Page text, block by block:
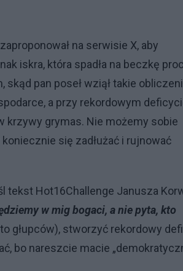
na serwisie X, aby
iskra, która spadła na beczkę
pan poseł wziął takie
a przy rekordowym
krzywy grymas. Nie możemy sobie
się zadłużać i rujnować
tekst Hot16Challenge Janusza
w mig bogaci, a nie pyta, kto
głupców), stworzyć rekordowy
bo nareszcie macie